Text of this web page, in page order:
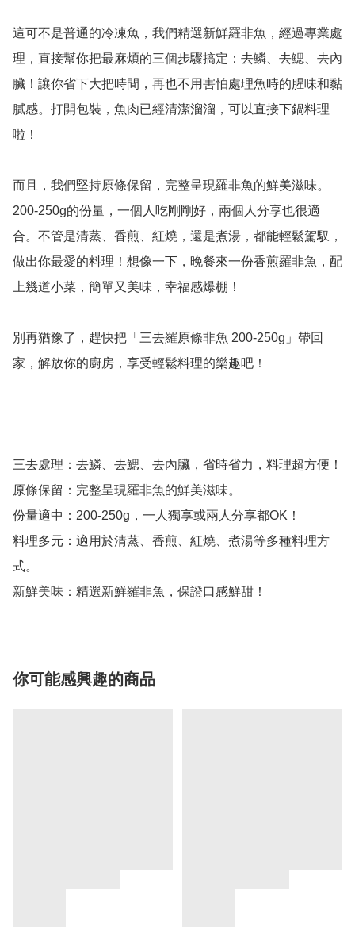
這可不是普通的冷凍魚，我們精選新鮮羅非魚，經過專業處
理，直接幫你把最麻煩的三個步驟搞定：去鱗、去鰓、去內
臟！讓你省下大把時間，再也不用害怕處理魚時的腥味和黏
膩感。打開包裝，魚肉已經清潔溜溜，可以直接下鍋料理
啦！
而且，我們堅持原條保留，完整呈現羅非魚的鮮美滋味。
200-250g的份量，一個人吃剛剛好，兩個人分享也很適
合。不管是清蒸、香煎、紅燒，還是煮湯，都能輕鬆駕馭，
做出你最愛的料理！想像一下，晚餐來一份香煎羅非魚，配
上幾道小菜，簡單又美味，幸福感爆棚！
別再猶豫了，趕快把「三去羅原條非魚 200-250g」帶回
家，解放你的廚房，享受輕鬆料理的樂趣吧！
三去處理：去鱗、去鰓、去內臟，省時省力，料理超方便！
原條保留：完整呈現羅非魚的鮮美滋味。
份量適中：200-250g，一人獨享或兩人分享都OK！
料理多元：適用於清蒸、香煎、紅燒、煮湯等多種料理方
式。
你可能感興趣的商品